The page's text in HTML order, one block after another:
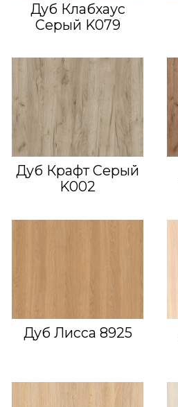
Дуб Клабхаус
Серый K079
Дуб Крафт Серый
K002
Дуб Лисса 8925